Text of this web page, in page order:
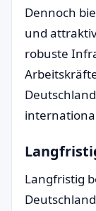
Dennoch
und
robuste
Langfristig